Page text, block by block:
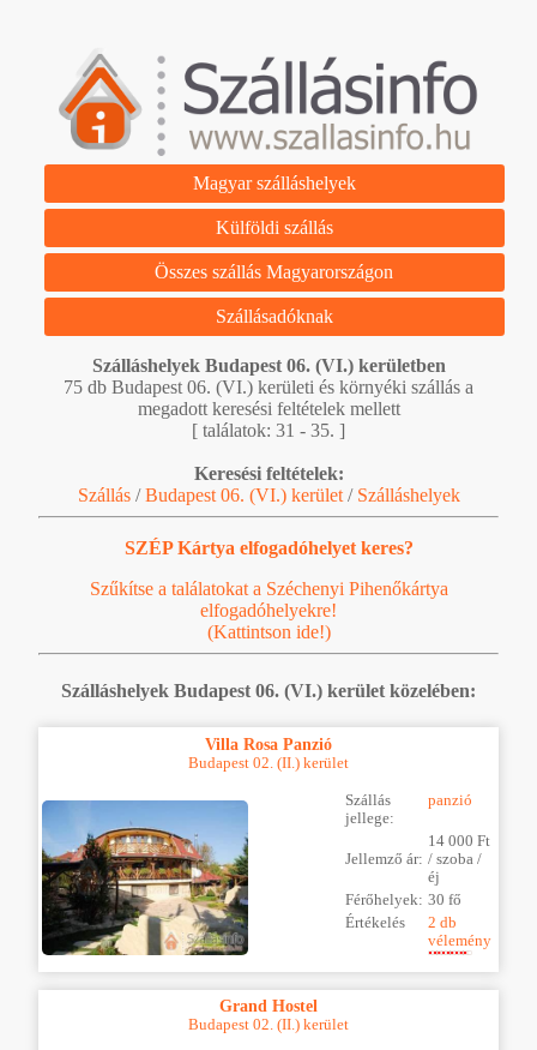
Magyar szálláshelyek
Külföldi szállás
Összes szállás Magyarországon
Szállásadóknak
Szálláshelyek Budapest 06. (VI.) kerületben
75 db Budapest 06. (VI.) kerületi és környéki szállás a
megadott keresési feltételek mellett
[ találatok: 31 - 35. ]
Keresési feltételek:
Szállás/Budapest 06. (VI.) kerület/ Szálláshelyek
SZÉP Kártya elfogadóhelyet keres?
Szűkítse a találatokat a Széchenyi Pihenőkártya
elfogadóhelyekre!
(Kattintson ide!)
Szálláshelyek Budapest 06. (VI.) kerület közelében:
Villa Rosa Panzió
Budapest 02. (II.) kerület
Szállás
jellege:
panzió
Jellemző ár:
14 000 Ft
/ szoba /
éj
Férőhelyek: 30 fő
Értékelés
2 db
vélemény
Grand Hostel
Budapest 02. (II.) kerület